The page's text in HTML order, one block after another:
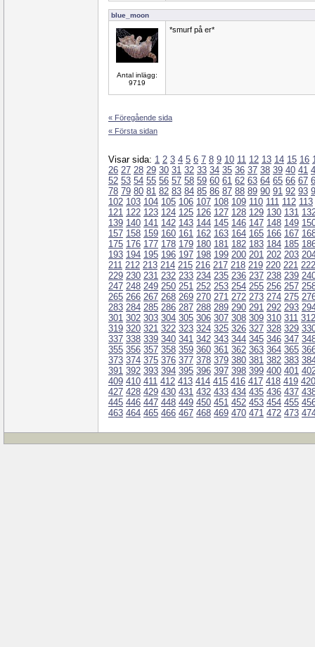
blue_moon
Antal inlägg:
9719
*smurf på er*
« Föregående sida
« Första sidan
Visar sida: 1 2 3 4 5 6 7 8 9 10 11 12 13 14 15 16
26 27 28 29 30 31 32 33 34 35 36 37 38 39 40 41
52 53 54 55 56 57 58 59 60 61 62 63 64 65 66 67
78 79 80 81 82 83 84 85 86 87 88 89 90 91 92 93
102 103 104 105 106 107 108 109 110 111 112 113
121 122 123 124 125 126 127 128 129 130 131
139 140 141 142 143 144 145 146 147 148 149
157 158 159 160 161 162 163 164 165 166 167
175 176 177 178 179 180 181 182 183 184 185
193 194 195 196 197 198 199 200 201 202 203
211 212 213 214 215 216 217 218 219 220 221 222
229 230 231 232 233 234 235 236 237 238 239
247 248 249 250 251 252 253 254 255 256 257
265 266 267 268 269 270 271 272 273 274 275
283 284 285 286 287 288 289 290 291 292 293
301 302 303 304 305 306 307 308 309 310 311 312
319 320 321 322 323 324 325 326 327 328 329
337 338 339 340 341 342 343 344 345 346 347
355 356 357 358 359 360 361 362 363 364 365
373 374 375 376 377 378 379 380 381 382 383
391 392 393 394 395 396 397 398 399 400 401
409 410 411 412 413 414 415 416 417 418 419 420
427 428 429 430 431 432 433 434 435 436 437
445 446 447 448 449 450 451 452 453 454 455
463 464 465 466 467 468 469 470 471 472 473